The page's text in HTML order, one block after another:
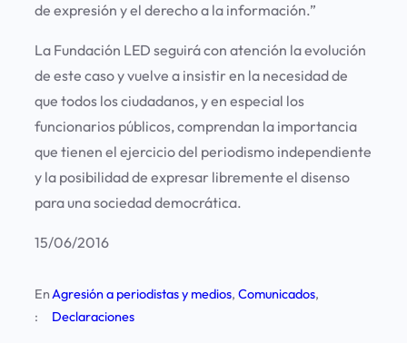
de expresión y el derecho a la información.”
La Fundación LED seguirá con atención la evolución
de este caso y vuelve a insistir en la necesidad de
que todos los ciudadanos, y en especial los
funcionarios públicos, comprendan la importancia
que tienen el ejercicio del periodismo independiente
y la posibilidad de expresar libremente el disenso
para una sociedad democrática.
15/06/2016
En
:
Agresión a periodistas y medios, Comunicados
Declaraciones